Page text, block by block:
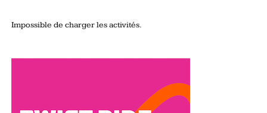
Impossible de charger les activités.